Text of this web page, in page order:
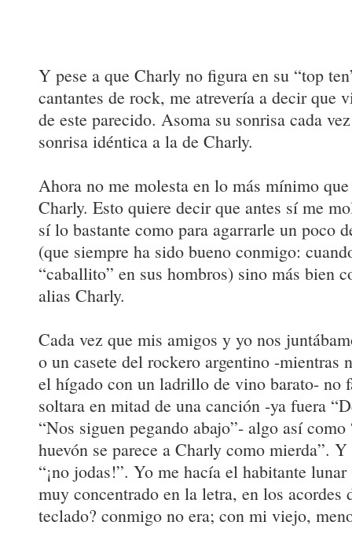
Y pese a que Charly no figura en su “top
cantantes de rock, me atrevería a decir que
de este parecido. Asoma su sonrisa cada
sonrisa idéntica a la de Charly.
Ahora no me molesta en lo más mínimo
Charly. Esto quiere decir que antes sí me
sí lo bastante como para agarrarle un poco
(que siempre ha sido bueno conmigo:
“caballito” en sus hombros) sino más bien
alias Charly.
Cada vez que mis amigos y yo nos
o un casete del rockero argentino -mientras
el hígado con un ladrillo de vino barato- no
soltara en mitad de una canción -ya fuera
“Nos siguen pegando abajo”- algo así
huevón se parece a Charly como mierda”.
“¡no jodas!”. Yo me hacía el habitante
muy concentrado en la letra, en los acordes
teclado? conmigo no era; con mi viejo,